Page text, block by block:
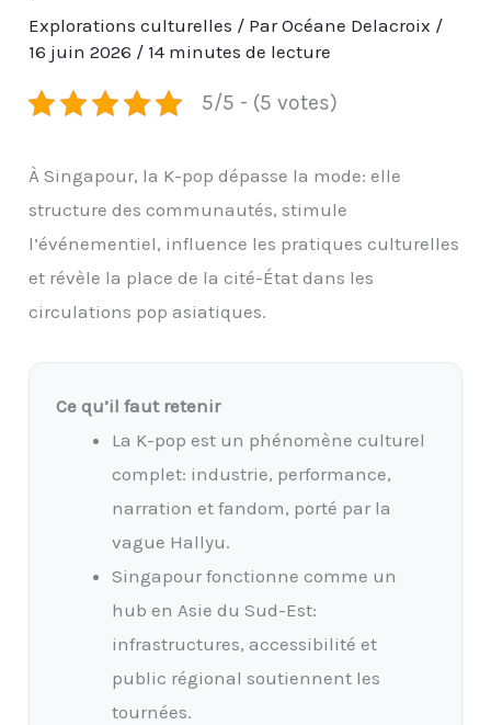
Explorations culturelles / ParOcéane Delacroix /
16 juin 2026 / 14 minutes de lecture
5/5 - (5 votes)
À Singapour, la K-pop dépasse la mode: elle
structure des communautés, stimule
l’événementiel, influence les pratiques culturelles
et révèle la place de la cité-État dans les
circulations pop asiatiques.
Ce qu’il faut retenir
La K-pop est un phénomène culturel
complet: industrie, performance,
narration et fandom, porté par la
vague Hallyu.
Singapour fonctionne comme un
hub en Asie du Sud-Est:
infrastructures, accessibilité et
public régional soutiennent les
tournées.